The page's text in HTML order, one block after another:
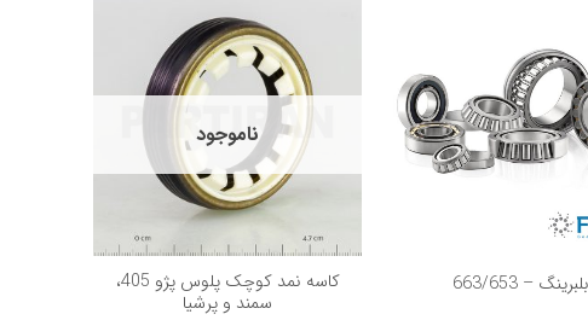
بلبرینگ – 663/653
ناموجود
کاسه نمد كوچک پلوس پژو 405،
سمند و پرشيا